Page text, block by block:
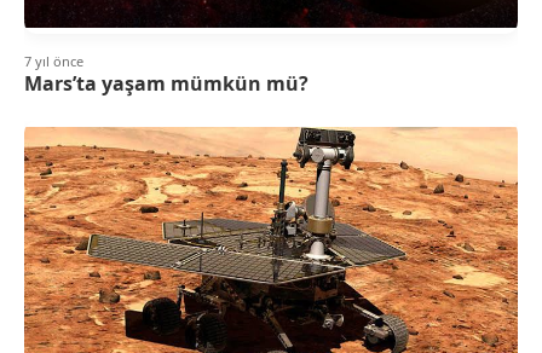
7 yıl önce
Mars’ta yaşam mümkün mü?